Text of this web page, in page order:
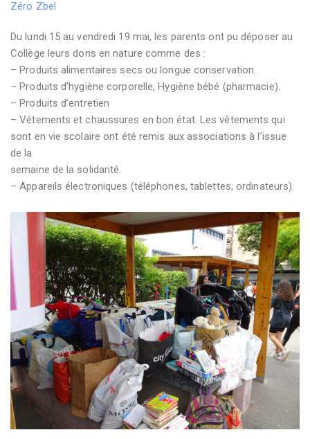
Zéro Zbel
Du lundi 15 au vendredi 19 mai, les parents ont pu déposer au
Collège leurs dons en nature comme des :
– Produits alimentaires secs ou longue conservation.
– Produits d’hygiène corporelle, Hygiène bébé (pharmacie).
– Produits d’entretien
– Vêtements et chaussures en bon état. Les vêtements qui
sont en vie scolaire ont été remis aux associations à l’issue
de la
semaine de la solidarité.
– Appareils électroniques (téléphones, tablettes, ordinateurs).